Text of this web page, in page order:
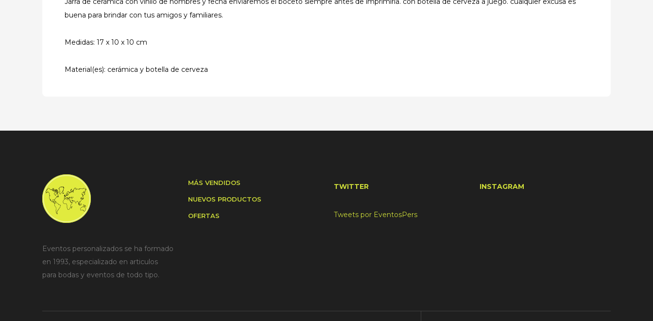
buena para brindar con tus amigos y familiares.
Medidas: 17 x 10 x 10 cm
Material(es): cerámica y botella de cerveza
Eventos personalizados se ha formado
en 1993, especializado en articulos
para bodas y eventos de todo tipo.
MÁS VENDIDOS
NUEVOS PRODUCTOS
OFERTAS
TWITTER
Tweets por EventosPers
INSTAGRAM